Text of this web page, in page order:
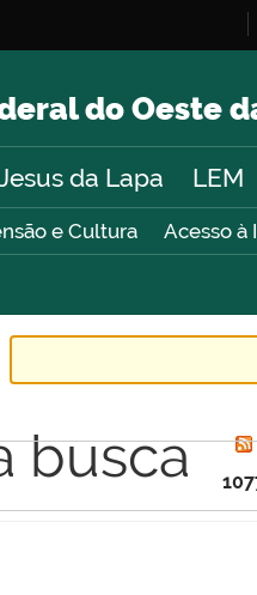
do Oeste
da Lapa LEM
e Cultura Acesso à
busca